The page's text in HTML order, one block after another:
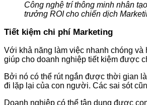
Công nghệ trí thông minh nhân
trưởng ROI cho chiến dịch
Tiết kiệm chi phí Marketing
Với khả năng làm việc nhanh chóng và
giúp cho doanh nghiệp tiết kiệm được
Bởi nó có thể rút ngắn được thời gian
đi lặp lại của con người. Các sai sót
Doanh nghiệp có thể tận dụng được